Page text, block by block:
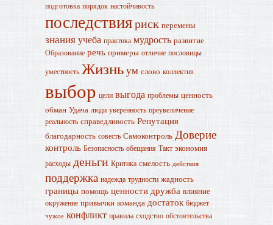
подготовка порядок настойчивость
последствияриск перемены
знанияучеба практика мудрость развитие
Образование речь примеры отличие пословицы
уместность Жизньум слово коллектив
выбор цели выгода проблемы ценность
обман Удача люди уверенность преувеличение
реальность справедливость Репутация
благодарность совесть Самоконтроль Доверие
контроль Безопасность обещания Такт экономия
расходы деньги Критика смелость действия
поддержка надежда трудности жадность
границы помощь ценности дружба влияние
окружение привычки команда достаток бюджет
чужое конфликт правила сходство обстоятельства